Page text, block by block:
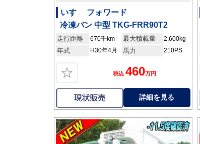
いすゞ フォワード
冷凍バン 中型 TKG-FRR90T2
走行距離 670千km 最大積載量 2,600kg
年式 H30年4月 馬力 210PS
☆ 税込 460万円
詳細を見る